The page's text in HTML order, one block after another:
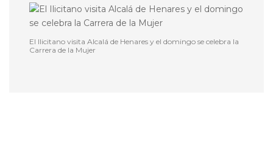
El Ilicitano visita Alcalá de Henares y el domingo se celebra la
Carrera de la Mujer